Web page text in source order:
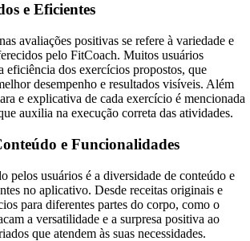
e Eficientes
avaliações positivas se refere à variedade e
pelo FitCoach. Muitos usuários
eficiência dos exercícios propostos, que
desempenho e resultados visíveis. Além
e explicativa de cada exercício é mencionada
auxilia na execução correta das atividades.
e Funcionalidades
pelos usuários é a diversidade de conteúdo e
no aplicativo. Desde receitas originais e
para diferentes partes do corpo, como o
a versatilidade e a surpresa positiva ao
que atendem às suas necessidades.